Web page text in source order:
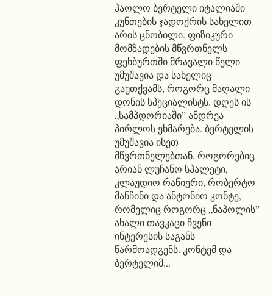
პაოლო ბერტელი იტალიაში
კუნთების ჯადოქრის სახელით
არის ცნობილი. ფიზიკური
მომზადების მწვრთნელს
ფეხბურთში მრავალი წელი
უმუშავია და სახელიც
გაუთქვამს, როგორც მაღალი
დონის სპეციალისტს. დღეს ის
„სამპდორიაში” ანდრეა
პირლოს ეხმარება. ბერტელის
უმუშავია ისეთ
მწვრთნელებთან, როგორებიც
არიან ლუჩანო სპალეტი,
კლაუდიო რანიერი, რობერტო
მანჩინი და ანტონიო კონტე,
რომელიც როგორც „ნაპოლის”
ახალი თავკაცი ჩვენი
ინტერესის საგანს
წარმოადგენს. კონტემ და
ბერტელიმ...